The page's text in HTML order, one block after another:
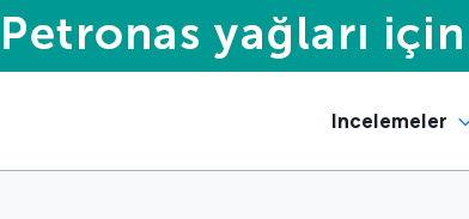
Incelemeler